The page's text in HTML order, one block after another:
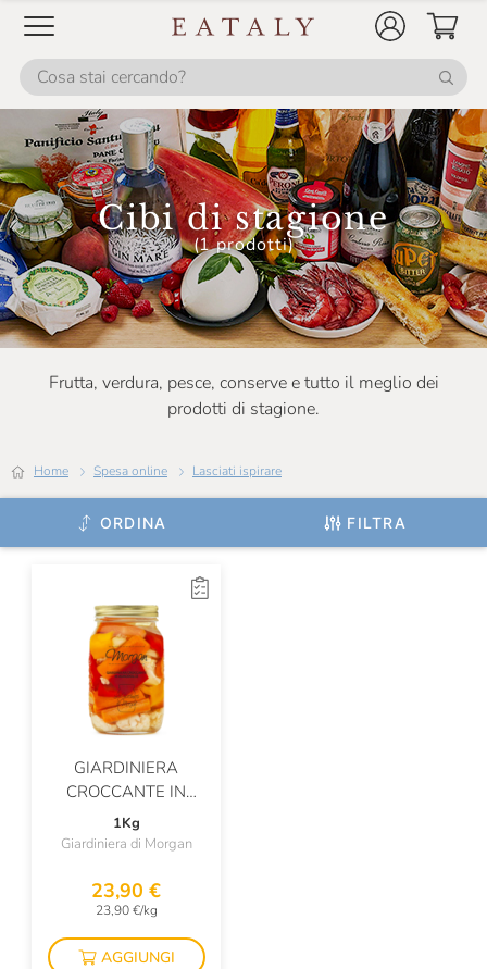
Cibi di stagione
(1 prodotti)
Frutta, verdura, pesce, conserve e tutto il meglio dei
prodotti di stagione.
Home Spesa online Lasciati ispirare
ORDINA FILTRA
GIARDINIERA
CROCCANTE IN
AGRODOLCE
1Kg
Giardiniera di Morgan
23,90 €
23,90 €/kg
AGGIUNGI